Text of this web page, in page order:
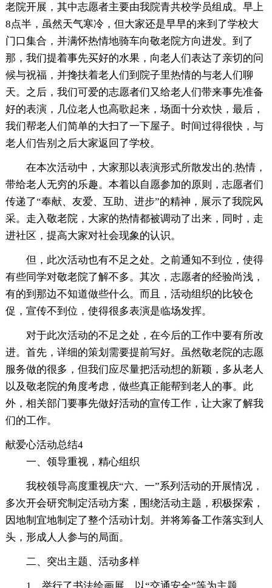
老院开展，其中志愿者主要由我院青共校学员组成。早上
8点半，虽然天气寒冷，但大家还是早早的来到了学校大
门口集合，并满怀热情地骑车向敬老院方向进发。到了
那，我们提着事先买好的水果，向老人们表达了亲切的问
候与祝福，并搀扶着老人们到院子里热情的与老人们聊
天。之后，我们可爱的志愿者们又给老人们带来事先准备
好的表演，几位老人也高歌起来，场面十分欢快，最后，
我们帮老人们简单的大扫了一下屋子。时间过得很快，与
老人们告别之后大家返回了学校。
在本次活动中，大家那以表演形式所散发出的.热情，
带给老人无穷的乐趣。本着以自愿参加的原则，志愿者们
传递了“奉献、友爱、互助、进步”的精神，展示了我院风
采。走入敬老院，大家的热情都被调动了出来，同时，走
进社区，提高大家对社会现象的认识。
但，此次活动也有不足之处。之前通知不到位，使得
有些同学对敬老院了解不多。其次，志愿者的经验尚浅，
有的到那边不知道做些什么。而且，活动组织的比较仓
促，宣传不到位，使得很多表演是临场发挥。
对于此次活动的不足之处，在今后的工作中要有所改
进。首先，详细的策划需要提前写好。虽然敬老院的志愿
服务做的很多，但我们应尽量把活动想的新颖，多从老人
以及敬老院的角度考虑，做些真正能帮到老人的事。此
外，相关部门要事先做好活动的宣传工作，让大家了解我
们的工作。
献爱心活动总结4
一、领导重视，精心组织
我校领导高度重视庆“六、一”系列活动的开展情况，
多次开会研究制定活动方案，围绕活动主题，积极探索，
因地制宜地制定了整个活动计划。并将筹备工作落实到人
头，形成人人参与的局面。
二、突出主题、活动多样